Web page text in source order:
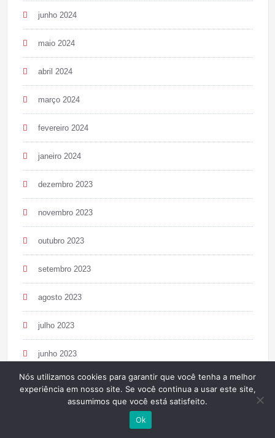
junho 2024
maio 2024
abril 2024
março 2024
fevereiro 2024
janeiro 2024
dezembro 2023
novembro 2023
outubro 2023
setembro 2023
agosto 2023
julho 2023
junho 2023
maio 2023
Nós utilizamos cookies para garantir que você tenha a melhor
experiência em nosso site. Se você continua a usar este site,
assumimos que você está satisfeito.
Ok